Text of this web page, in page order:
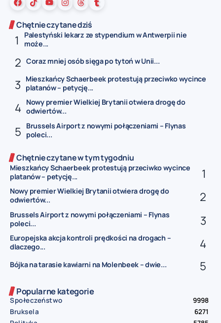
Chętnie czytane dziś
Palestyński lekarz ze stypendium w Antwerpii nie
może...
Coraz mniej osób sięga po tytoń w Unii...
Mieszkańcy Schaerbeek protestują przeciwko wycince
platanów – petycję...
Nowy premier Wielkiej Brytanii otwiera drogę do
odwiertów...
Brussels Airport z nowymi połączeniami – Flynas
poleci...
Chętnie czytane w tym tygodniu
Mieszkańcy Schaerbeek protestują przeciwko wycince
platanów – petycję...
Nowy premier Wielkiej Brytanii otwiera drogę do
odwiertów...
Brussels Airport z nowymi połączeniami – Flynas
poleci...
Europejska akcja kontroli prędkości na drogach –
dlaczego...
Bójka na tarasie kawiarni na Molenbeek – dwie...
Popularne kategorie
Społeczeństwo
9998
Bruksela
6271